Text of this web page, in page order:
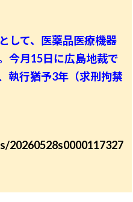
して、医薬品医療機器
今月15日に広島地裁で
執行猶予3年（求刑拘禁
20260528s0000117327